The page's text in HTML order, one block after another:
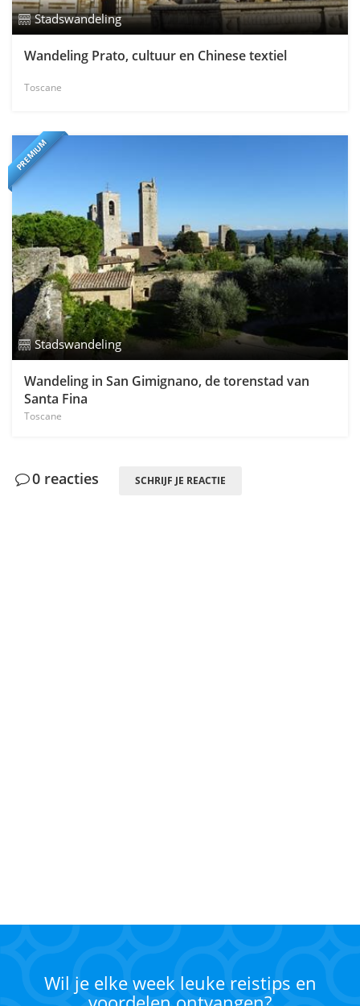
Stadswandeling
Wandeling Prato, cultuur en Chinese textiel
Toscane
PREMIUM
Stadswandeling
Wandeling in San Gimignano, de torenstad van
Santa Fina
Toscane
0 reacties SCHRIJF JE REACTIE
Wil je elke week leuke reistips en